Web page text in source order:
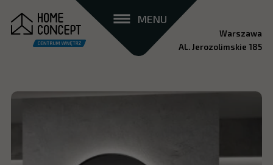
MENU
Warszawa
AL. Jerozolimskie 185